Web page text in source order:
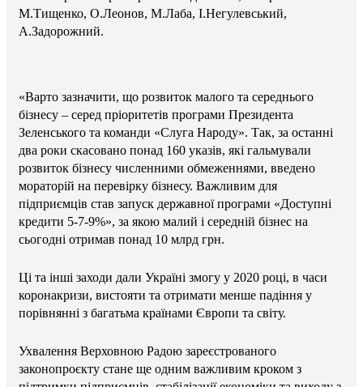
М.Тищенко, О.Леонов, М.Лаба, І.Негулевський,
А.Задорожний.
«Варто зазначити, що розвиток малого та середнього
бізнесу – серед пріоритетів програми Президента
Зеленського та команди «Слуга Народу». Так, за останні
два роки скасовано понад 160 указів, які гальмували
розвиток бізнесу численними обмеженнями, введено
мораторій на перевірку бізнесу. Важливим для
підприємців став запуск державної програми «Доступні
кредити 5-7-9%», за якою малий і середній бізнес на
сьогодні отримав понад 10 млрд грн.
Ці та інші заходи дали Україні змогу у 2020 році, в часи
коронакризи, вистояти та отримати менше падіння у
порівнянні з багатьма країнами Європи та світу.
Ухвалення Верховною Радою зареєстрованого
законопроєкту стане ще одним важливим кроком з